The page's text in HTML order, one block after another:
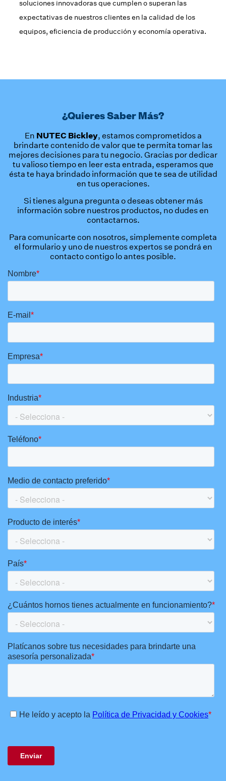
soluciones innovadoras que cumplen o superan las
expectativas de nuestros clientes en la calidad de los
equipos, eficiencia de producción y economía operativa.
¿Quieres Saber Más?
En NUTEC Bickley, estamos comprometidos a
brindarte contenido de valor que te permita tomar las
mejores decisiones para tu negocio. Gracias por dedicar
tu valioso tiempo en leer esta entrada, esperamos que
ésta te haya brindado información que te sea de utilidad
en tus operaciones.
Si tienes alguna pregunta o deseas obtener más
información sobre nuestros productos, no dudes en
contactarnos.
Para comunicarte con nosotros, simplemente completa
el formulario y uno de nuestros expertos se pondrá en
contacto contigo lo antes posible.